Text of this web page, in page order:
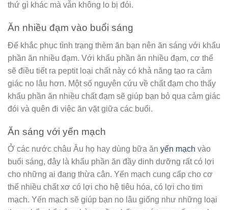
thứ gì khác mà vẫn không lo bị đói.
Ăn nhiều đạm vào buổi sáng
Để khắc phục tình trạng thèm ăn bạn nên ăn sáng với khẩu
phần ăn nhiều đạm. Với khẩu phần ăn nhiều đạm, cơ thể
sẽ điều tiết ra peptit loại chất này có khả năng tạo ra cảm
giác no lâu hơn. Một số nguyên cứu về chất đạm cho thấy
khẩu phần ăn nhiều chất đạm sẽ giúp bạn bỏ qua cảm giác
đói và quên đi việc ăn vặt giữa các buổi.
Ăn sáng với yến mạch
Ở các nước châu Âu họ hay dùng bữa ăn yến mạch vào
buổi sáng, đây là khẩu phần ăn đầy dinh dưỡng rất có lợi
cho những ai đang thừa cân. Yến mạch cung cấp cho cơ
thể nhiều chất xơ có lợi cho hệ tiêu hóa, có lợi cho tim
mạch. Yến mạch sẽ giúp bạn no lâu giống như những loại